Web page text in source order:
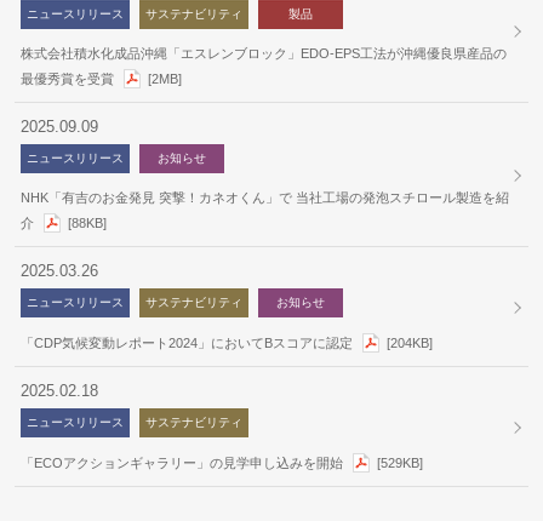
ニュースリリース サステナビリティ 製品
株式会社積水化成品沖縄「エスレンブロック」EDO-EPS工法が沖縄優良県産品の
最優秀賞を受賞
[2MB]
2025.09.09
ニュースリリース お知らせ
NHK「有吉のお金発見 突撃！カネオくん」で 当社工場の発泡スチロール製造を紹
介
[88KB]
2025.03.26
ニュースリリース サステナビリティ お知らせ
「CDP気候変動レポート2024」においてBスコアに認定 [204KB]
2025.02.18
ニュースリリース サステナビリティ
「ECOアクションギャラリー」の見学申し込みを開始 [529KB]